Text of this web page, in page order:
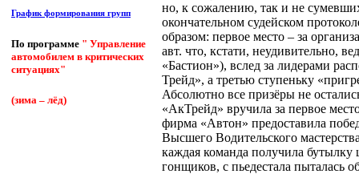
График формирования групп
По программе " Управление
автомобилем в критических
ситуациях"
(зима – лёд)
но, к сожалению, так и не
окончательном судейском
образом: первое место – за
авт. что, кстати, неудивительно,
«Бастион»), вслед за лидерами
Трейд», а третью ступеньку
Абсолютно все призёры не
«АкТрейд» вручила за первое
фирма «Автон» предоставила
Высшего Водительского
каждая команда получила
гонщиков, с пьедестала пыталась